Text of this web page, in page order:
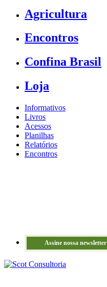
Agricultura
Encontros
Confina Brasil
Loja
Informativos
Livros
Acessos
Planilhas
Relatórios
Encontros
Assine nossa newsletter